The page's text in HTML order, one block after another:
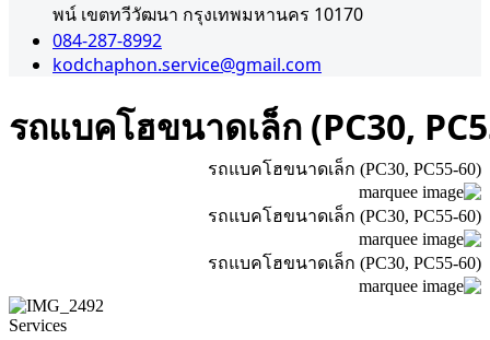
พน์ เขตทวีวัฒนา กรุงเทพมหานคร 10170
084-287-8992
kodchaphon.service@gmail.com
รถแบคโฮขนาดเล็ก (PC30,
รถแบคโฮขนาดเล็ก (PC30, PC55-60)
รถแบคโฮขนาดเล็ก (PC30, PC55-60)
รถแบคโฮขนาดเล็ก (PC30, PC55-60)
Services